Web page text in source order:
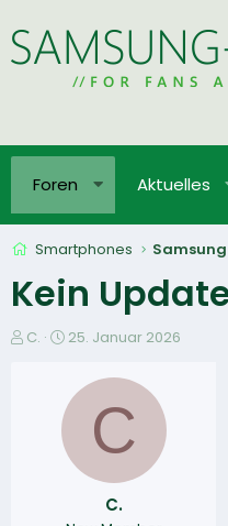
Foren Aktuelles
Smartphones Samsung
Kein
E
C.
E
t
25. Januar 2026
C
C.